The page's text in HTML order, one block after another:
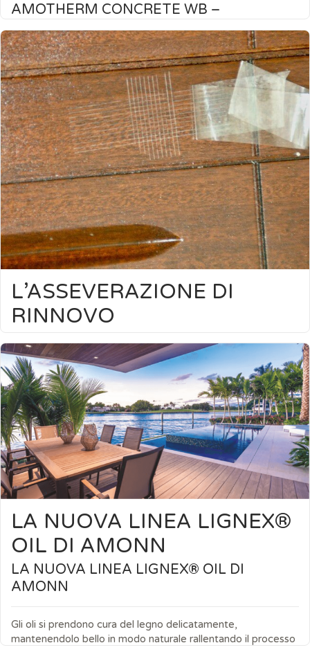
AMOTHERM CONCRETE WB –
BRANDSCHUTZ VON BETON NACH EN
13381-3: 2015
Amotherm Concrete WB, ein spezifisches Produkt für diese
Art von Untergrund, hat vor kurzem die Zulassung für den
Brandschutz von tragenden Bauteilen, wie Balken und
Säulen, die einem bidirektionalen Feuer ausgesetzt sind,
auch für die Widerstandsklasse R 120 erhalten. Das Produkt
positioniert sich damit als eines der leistungsfähigsten und
vollständig getesteten Produkte, die derzeit auf […]
Weiterlesen
L’ASSEVERAZIONE DI
RINNOVO
L’ASSEVERAZIONE DI RINNOVO
Come si pongono le pitture intumescenti rispetto ai requisiti
di efficienza e funzionalità. Claudio Traverso – Direttore
Tecnico Amotherm L’impianto normativo cogente è
entrato nel pieno della sua operatività sia per gli indirizzi in
fase progettuale che durante la “working life” dell’edificio. Il
professionista antincendio sempre più spesso è chiamato a
ricoprire il ruolo […]
Weiterlesen
LA NUOVA LINEA LIGNEX®
OIL DI AMONN
LA NUOVA LINEA LIGNEX® OIL DI
AMONN
Gli oli si prendono cura del legno delicatamente,
mantenendolo bello in modo naturale rallentando il processo